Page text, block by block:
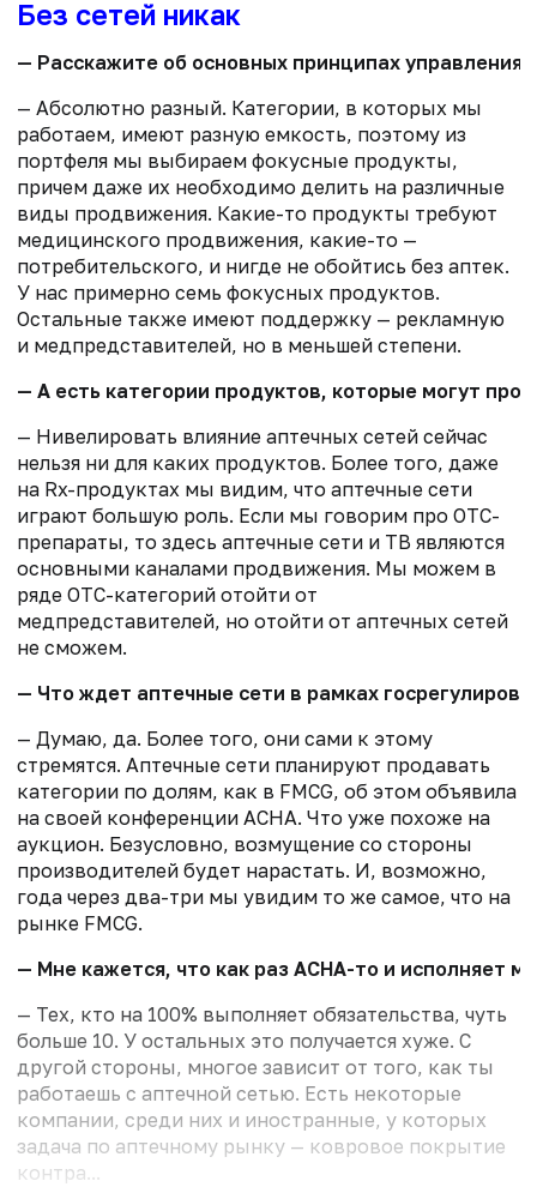
Без сетей никак
— Расскажите об основных принципах
— Абсолютно разный. Категории, в которых мы
работаем, имеют разную емкость, поэтому из
портфеля мы выбираем фокусные продукты,
причем даже их необходимо делить на различные
виды продвижения. Какие-то продукты требуют
медицинского продвижения, какие-то —
потребительского, и нигде не обойтись без аптек.
У нас примерно семь фокусных продуктов.
Остальные также имеют поддержку — рекламную
и медпредставителей, но в меньшей степени.
— А есть категории продуктов, которые могут
— Нивелировать влияние аптечных сетей сейчас
нельзя ни для каких продуктов. Более того, даже
на Rx-продуктах мы видим, что аптечные сети
играют большую роль. Если мы говорим про OTC-
препараты, то здесь аптечные сети и ТВ являются
основными каналами продвижения. Мы можем в
ряде OTC-категорий отойти от
медпредставителей, но отойти от аптечных сетей
не сможем.
— Что ждет аптечные сети в рамках
— Думаю, да. Более того, они сами к этому
стремятся. Аптечные сети планируют продавать
категории по долям, как в FMCG, об этом объявила
на своей конференции АСНА. Что уже похоже на
аукцион. Безусловно, возмущение со стороны
производителей будет нарастать. И, возможно,
года через два-три мы увидим то же самое, что на
рынке FMCG.
— Мне кажется, что как раз АСНА-то и исполняет
— Тех, кто на 100% выполняет обязательства, чуть
больше 10. У остальных это получается хуже. С
другой стороны, многое зависит от того, как ты
работаешь с аптечной сетью. Есть некоторые
компании, среди них и иностранные, у которых
задача по аптечному рынку — ковровое покрытие
контра...